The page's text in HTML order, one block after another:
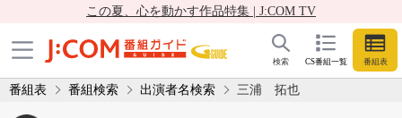
この夏、心を動かす作品特集 | J:COM TV
CS番組一覧 番組表
検索
番組表 番組検索 出演者名検索 三浦 拓也